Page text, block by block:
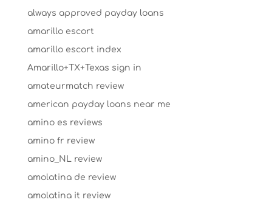
always approved payday loans
amarillo escort
amarillo escort index
Amarillo+TX+Texas sign in
amateurmatch review
american payday loans near me
amino es reviews
amino fr review
amino_NL review
amolatina de review
amolatina it review